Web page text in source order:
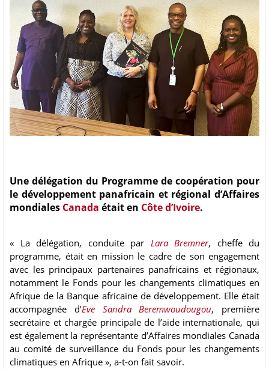
Une délégation du Programme de coopération pour
le développement panafricain et régional d’Affaires
mondiales Canada était en Côte d’Ivoire.
« La délégation, conduite par Lara Bremner, cheffe du
programme, était en mission le cadre de son engagement
avec les principaux partenaires panafricains et régionaux,
notamment le Fonds pour les changements climatiques en
Afrique de la Banque africaine de développement. Elle était
accompagnée d’Eve Sandra Beremwoudougou, première
secrétaire et chargée principale de l’aide internationale, qui
est également la représentante d’Affaires mondiales Canada
au comité de surveillance du Fonds pour les changements
climatiques en Afrique », a-t-on fait savoir.